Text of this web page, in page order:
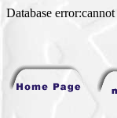
Database